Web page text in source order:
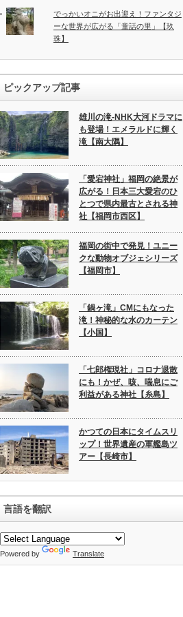
でっかいオニがお出迎え！ファンタジ
ーな世界が広がる「童話の里」【玖
珠】
ピックアップ記事
雄川の滝-NHK大河ドラマに
も登場！エメラルドに輝く
滝【南大隅】
「愛宕神社」福岡の絶景が
広がる！日本三大愛宕のひ
とつで県内最古とされる神
社【福岡市西区】
福岡の街中で発見！ユニー
クな動物オブジェシリーズ
【福岡市】
「鍋ヶ滝」CMにもなった
滝！神秘的な水のカーテン
【小国】
「七郎権現社」コロナ退散
にも！かぜ、咳、喘息にご
利益がある神社【糸島】
かつての日本にタイムスリ
ップ！世界遺産の軍艦島ツ
アー【長崎市】
言語を翻訳
Powered by Translate